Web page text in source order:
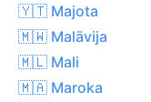
🇾🇹 Majota
🇲🇼 Malāvija
🇲🇱 Mali
🇲🇦 Maroka